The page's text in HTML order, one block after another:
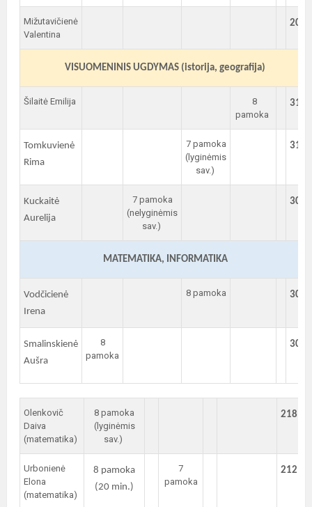
Mižutavičienė
Valentina
208
VISUOMENINIS UGDYMAS (istorija, geografija)
Šilaitė Emilija
8
pamoka
314
Tomkuvienė
Rima
7 pamoka
(lyginėmis
sav.)
314
Kuckaitė
Aurelija
7 pamoka
(nelyginėmis
sav.)
305
MATEMATIKA, INFORMATIKA
Vodčicienė
Irena
8 pamoka 307
Smalinskienė
Aušra
8
pamoka
306
Olenkovič
Daiva
(matematika)
8 pamoka
(lyginėmis
sav.)
218
Urbonienė
Elona
(matematika)
8 pamoka
(20 min.)
7
pamoka
212